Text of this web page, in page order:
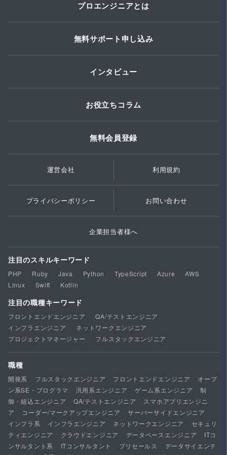
プロエンジニアとは
無料サポート申し込み
インタビュー
お役立ちコラム
無料会員登録
運営会社 利用規約
プライバシーポリシー お問い合わせ
企業担当者様へ
注目のスキルキーワード
PHP Ruby Java Python TypeScript Azure
AWS
Linux
Swift Kotlin
注目の職種キーワード
フロントエンドエンジニア
QA/テストエンジニア
インフラエンジニア
ネットワークエンジニア
プロジェクトマネージャー
フルスタックエンジニア
職種
開発系 フルスタックエンジニア フロントエンドエンジニア
オープ
ン系SE・プログラマ
汎用系エンジニア ゲーム系エンジニア
制
御・組込エンジニア
QA/テストエンジニア
スマホアプリエンジニ
ア
コーダー/マークアップエンジニア
サーバーサイドエンジニア
インフラ系
インフラエンジニア ネットワークエンジニア
セキュリ
ティエンジニア
クラウドエンジニア データベースエンジニア
ITコ
ンサルタント系
ITコンサルタント プリセールス
データサイエンテ